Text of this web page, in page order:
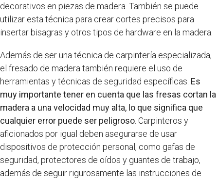
decorativos en piezas de madera. También se puede
utilizar esta técnica para crear cortes precisos para
insertar bisagras y otros tipos de hardware en la madera.
Además de ser una técnica de carpintería especializada,
el fresado de madera también requiere el uso de
herramientas y técnicas de seguridad específicas. Es
muy importante tener en cuenta que las fresas cortan la
madera a una velocidad muy alta, lo que significa que
cualquier error puede ser peligroso . Carpinteros y
aficionados por igual deben asegurarse de usar
dispositivos de protección personal, como gafas de
seguridad, protectores de oídos y guantes de trabajo,
además de seguir rigurosamente las instrucciones de